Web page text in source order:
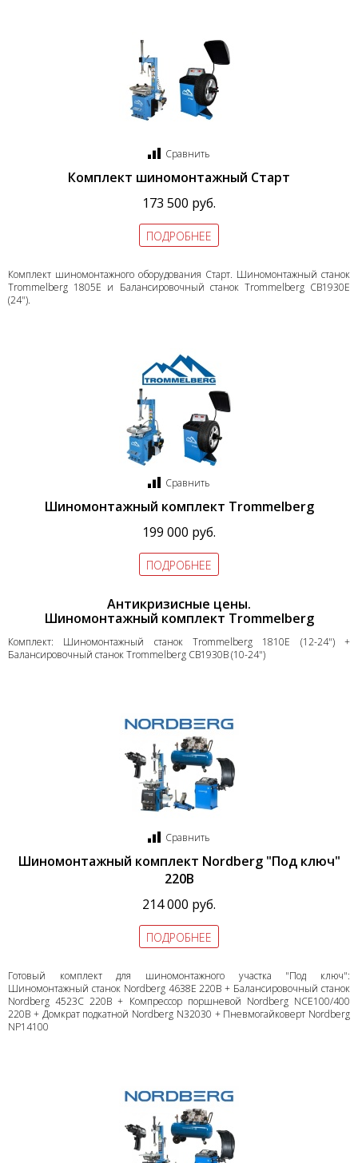
Сравнить
Комплект шиномонтажный Старт
173 500 руб.
ПОДРОБНЕЕ
Комплект шиномонтажного оборудования Старт. Шиномонтажный станок
Trommelberg 1805E и Балансировочный станок Trommelberg CB1930E
(24").
Сравнить
Шиномонтажный комплект Trommelberg
199 000 руб.
ПОДРОБНЕЕ
Антикризисные цены.
Шиномонтажный комплект Trommelberg
Комплект: Шиномонтажный станок Trommelberg 1810E (12-24") +
Балансировочный станок Trommelberg CB1930B (10-24")
Сравнить
Шиномонтажный комплект Nordberg "Под ключ"
220В
214 000 руб.
ПОДРОБНЕЕ
Готовый комплект для шиномонтажного участка "Под ключ":
Шиномонтажный станок Nordberg 4638E 220В + Балансировочный станок
Nordberg 4523C 220В + Компрессор поршневой Nordberg NCE100/400
220В + Домкрат подкатной Nordberg N32030 + Пневмогайковерт Nordberg
NP14100